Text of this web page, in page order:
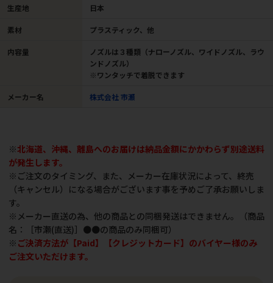
生産地 日本
素材 プラスティック、他
内容量
ノズルは３種類（ナローノズル、ワイドノズル、ラウ
ンドノズル）
※ワンタッチで着脱できます
メーカー名 株式会社 市瀬
※北海道、沖縄、離島へのお届けは納品金額にかかわらず別途送料
が発生します。
※ご注文のタイミング、また、メーカー在庫状況によって、終売
（キャンセル）になる場合がございます事を予めご了承お願いしま
す。
※メーカー直送の為、他の商品との同梱発送はできません。（商品
名：［市瀬(直送)］●●の商品のみ同梱可）
※ ご決済方法が【Paid】【クレジットカード】のバイヤー様のみ
ご注文いただけます。